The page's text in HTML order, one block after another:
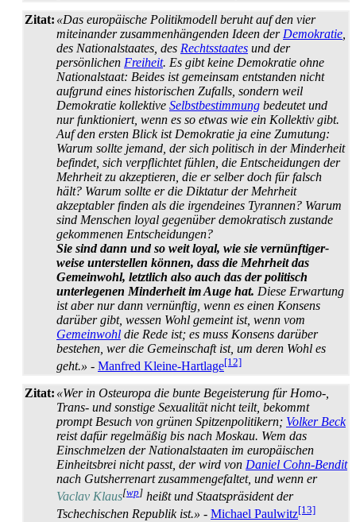
Zitat: «Das europäische Politikmodell beruht auf den vier
miteinander zusammen­hängenden Ideen der Demokratie
des Nationalstaates, des Rechtsstaates und der
persönlichen Freiheit. Es gibt keine Demokratie ohne
Nationalstaat: Beides ist gemeinsam entstanden nicht
aufgrund eines historischen Zufalls, sondern weil
Demokratie kollektive Selbstbestimmung bedeutet und
nur funktioniert, wenn es so etwas wie ein Kollektiv gibt.
Auf den ersten Blick ist Demokratie ja eine Zumutung:
Warum sollte jemand, der sich politisch in der Minderheit
befindet, sich verpflichtet fühlen, die Entscheidungen der
Mehrheit zu akzeptieren, die er selber doch für falsch
hält? Warum sollte er die Diktatur der Mehrheit
akzeptabler finden als die irgendeines Tyrannen? Warum
sind Menschen loyal gegenüber demokratisch zustande
gekommenen Entscheidungen?
Sie sind dann und so weit loyal, wie sie vernünftiger­
weise unterstellen können, dass die Mehrheit das
Gemeinwohl, letztlich also auch das der politisch
unterlegenen Minderheit im Auge hat. Diese Erwartung
ist aber nur dann vernünftig, wenn es einen Konsens
darüber gibt, wessen Wohl gemeint ist, wenn vom
Gemeinwohl die Rede ist; es muss Konsens darüber
bestehen, wer die Gemeinschaft ist, um deren Wohl es
geht.» - Manfred Kleine-Hartlage[12]
Zitat: «Wer in Osteuropa die bunte Begeisterung für Homo-,
Trans- und sonstige Sexualität nicht teilt, bekommt
prompt Besuch von grünen Spitzen­politikern; Volker Beck
reist dafür regelmäßig bis nach Moskau. Wem das
Einschmelzen der National­staaten im europäischen
Einheitsbrei nicht passt, der wird von Daniel Cohn-Bendit
nach Gutsherrenart zusammen­gefaltet, und wenn er
Vaclav Klaus[wp] heißt und Staats­präsident der
Tschechischen Republik ist.» - Michael Paulwitz[13]